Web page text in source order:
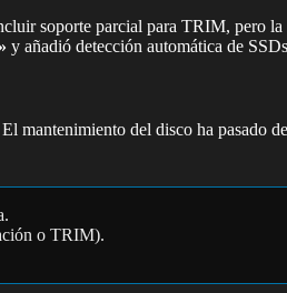
soporte parcial para TRIM, pero
y añadió detección automática de
del disco ha pasado
o TRIM).